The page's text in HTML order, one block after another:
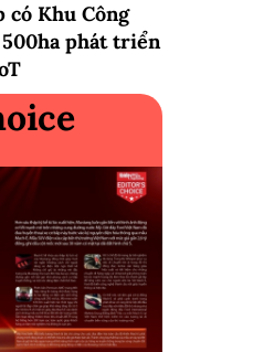
có Khu Công
500ha phát triển